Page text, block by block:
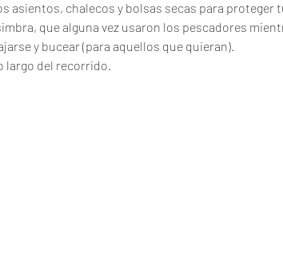
asientos, chalecos y bolsas secas para proteger
que alguna vez usaron los pescadores
y bucear (para aquellos que quieran).
largo del recorrido.